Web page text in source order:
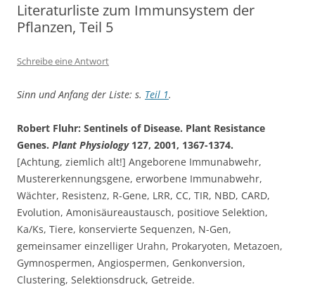
Literaturliste zum Immunsystem der
Pflanzen, Teil 5
Schreibe eine Antwort
Sinn und Anfang der Liste: s. Teil 1.
Robert Fluhr: Sentinels of Disease. Plant Resistance
Genes. Plant Physiology127, 2001, 1367-1374.
[Achtung, ziemlich alt!] Angeborene Immunabwehr,
Mustererkennungsgene, erworbene Immunabwehr,
Wächter, Resistenz, R-Gene, LRR, CC, TIR, NBD, CARD,
Evolution, Amonisäureaustausch, positiove Selektion,
Ka/Ks, Tiere, konservierte Sequenzen, N-Gen,
gemeinsamer einzelliger Urahn, Prokaryoten, Metazoen,
Gymnospermen, Angiospermen, Genkonversion,
Clustering, Selektionsdruck, Getreide.